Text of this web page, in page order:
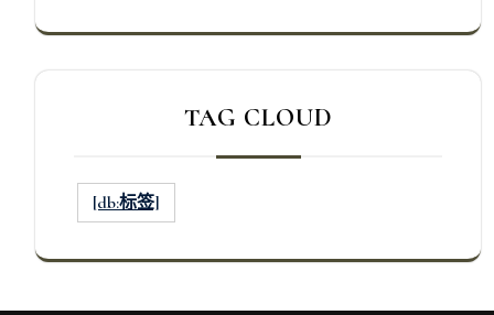
TAG CLOUD
[db:标签]